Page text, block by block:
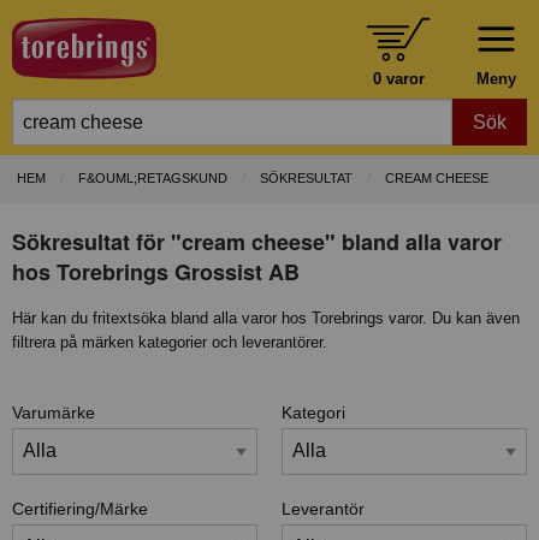
Meny
0 varor
Sök
HEM F&OUML;RETAGSKUND SÖKRESULTAT CREAM CHEESE
Sökresultat för "cream cheese" bland alla varor
hos Torebrings Grossist AB
Här kan du fritextsöka bland alla varor hos Torebrings varor. Du kan även
filtrera på märken kategorier och leverantörer.
Varumärke Kategori
Certifiering/Märke Leverantör